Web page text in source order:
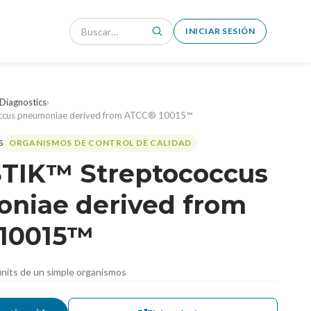
INICIAR SESIÓN
›
pneumoniae derived from ATCC® 10015™
ORGANISMOS DE CONTROL DE CALIDAD
Streptococcus
derived from
de un simple organismos